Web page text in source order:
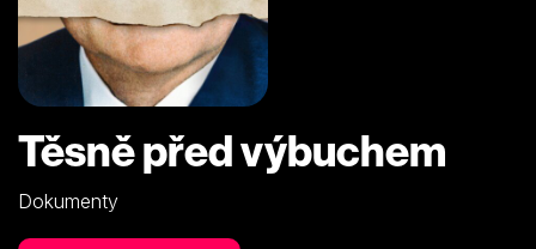
Těsně před výbuchem
Dokumenty